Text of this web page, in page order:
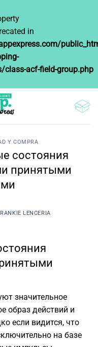
in
acf-field-group.php
Y COMPRA
состояния
принятыми
LENCERIA
значительное
образ действий и
если видится, что
на базе